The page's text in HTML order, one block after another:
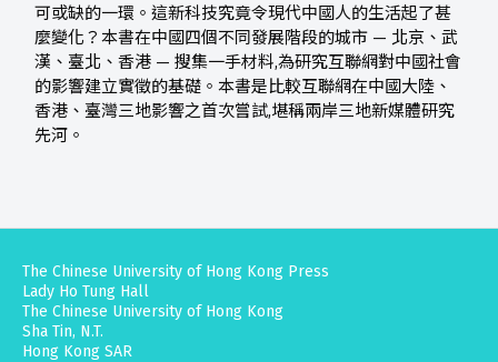
可或缺的一環。這新科技究竟令現代中國人的生活起了甚
麼變化？本書在中國四個不同發展階段的城市 — 北京、武
漢、臺北、香港 — 搜集一手材料,為研究互聯網對中國社會
的影響建立實徵的基礎。本書是比較互聯網在中國大陸、
香港、臺灣三地影響之首次嘗試,堪稱兩岸三地新媒體研究
先河。
The Chinese University of Hong Kong Press
Lady Ho Tung Hall
The Chinese University of Hong Kong
Sha Tin, N.T.
Hong Kong SAR